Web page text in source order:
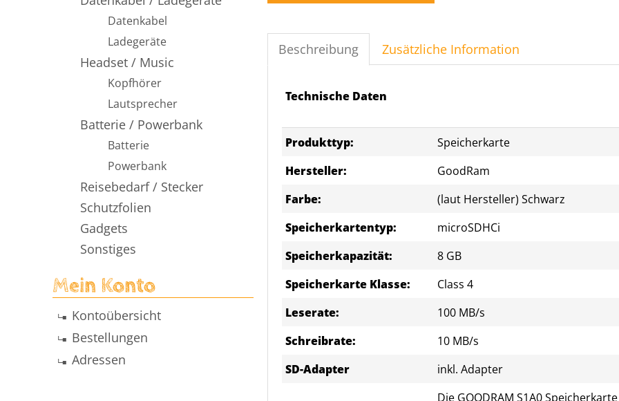
Datenkabel
Ladegeräte
Headset / Music
Kopfhörer
Lautsprecher
Batterie / Powerbank
Batterie
Powerbank
Reisebedarf / Stecker
Schutzfolien
Gadgets
Sonstiges
Mein Konto
Kontoübersicht
Bestellungen
Adressen
Beschreibung Zusätzliche Information
Technische Daten
Produkttyp:
Speicherkarte
Hersteller:
GoodRam
Farbe:
(laut Hersteller) Schwarz
Speicherkartentyp:
microSDHCi
Speicherkapazität:
8 GB
Speicherkarte Klasse:
Class 4
Leserate:
100 MB/s
Schreibrate:
10 MB/s
SD-Adapter
inkl. Adapter
Die GOODRAM S1A0